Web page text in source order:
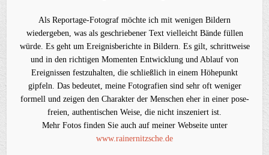
Als Reportage-Fotograf möchte ich mit wenigen Bildern
wiedergeben, was als geschriebener Text vielleicht Bände füllen
würde. Es geht um Ereignisberichte in Bildern. Es gilt, schrittweise
und in den richtigen Momenten Entwicklung und Ablauf von
Ereignissen festzuhalten, die schließlich in einem Höhepunkt
gipfeln. Das bedeutet, meine Fotografien sind sehr oft weniger
formell und zeigen den Charakter der Menschen eher in einer pose-
freien, authentischen Weise, die nicht inszeniert ist.
Mehr Fotos finden Sie auch auf meiner Webseite unter
www.rainernitzsche.de